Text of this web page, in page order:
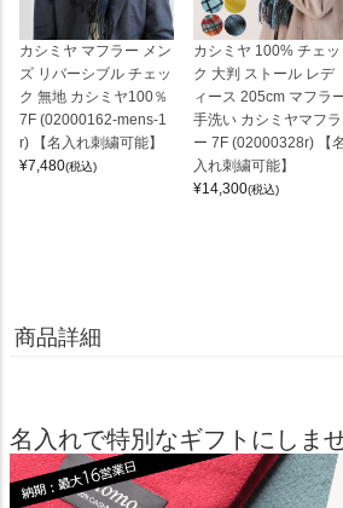
カシミヤ マフラー メン
ズ リバーシブル チェッ
ク 無地 カシミヤ100％
7F (02000162-mens-1
r) 【名入れ刺繍可能】
¥7,480(税込)
カシミヤ 100% チェッ
ク 大判 ストール レデ
ィース 205cm マフラ
手洗い カシミヤマフラ
ー 7F (02000328r) 【名
入れ刺繍可能】
¥14,300(税込)
商品詳細
名入れで特別なギフトにしま